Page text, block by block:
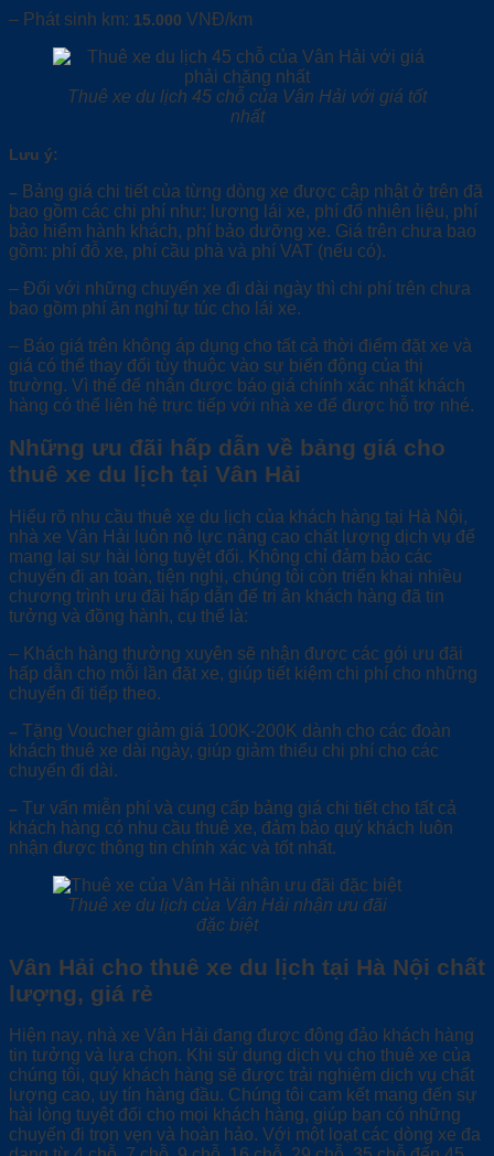
– Phát sinh km: 15.000 VNĐ/km
Thuê xe du lịch 45 chỗ của Vân Hải với giá tốt
nhất
Lưu ý:
– Bảng giá chi tiết của từng dòng xe được cập nhật ở trên đã
bao gồm các chi phí như: lương lái xe, phí đổ nhiên liệu, phí
bảo hiểm hành khách, phí bảo dưỡng xe. Giá trên chưa bao
gồm: phí đỗ xe, phí cầu phà và phí VAT (nếu có).
– Đối với những chuyến xe đi dài ngày thì chi phí trên chưa
bao gồm phí ăn nghỉ tự túc cho lái xe.
– Báo giá trên không áp dụng cho tất cả thời điểm đặt xe và
giá có thể thay đổi tùy thuộc vào sự biến động của thị
trường. Vì thế để nhận được báo giá chính xác nhất khách
hàng có thể liên hệ trực tiếp với nhà xe để được hỗ trợ nhé.
Những ưu đãi hấp dẫn về bảng giá cho
thuê xe du lịch tại Vân Hải
Hiểu rõ nhu cầu thuê xe du lịch của khách hàng tại Hà Nội,
nhà xe Vân Hải luôn nỗ lực nâng cao chất lượng dịch vụ để
mang lại sự hài lòng tuyệt đối. Không chỉ đảm bảo các
chuyến đi an toàn, tiện nghi, chúng tôi còn triển khai nhiều
chương trình ưu đãi hấp dẫn để tri ân khách hàng đã tin
tưởng và đồng hành, cụ thể là:
– Khách hàng thường xuyên sẽ nhận được các gói ưu đãi
hấp dẫn cho mỗi lần đặt xe, giúp tiết kiệm chi phí cho những
chuyến đi tiếp theo.
– Tặng Voucher giảm giá 100K-200K dành cho các đoàn
khách thuê xe dài ngày, giúp giảm thiểu chi phí cho các
chuyến đi dài.
– Tư vấn miễn phí và cung cấp bảng giá chi tiết cho tất cả
khách hàng có nhu cầu thuê xe, đảm bảo quý khách luôn
nhận được thông tin chính xác và tốt nhất.
Thuê xe du lịch của Vân Hải nhận ưu đãi
đặc biệt
Vân Hải cho thuê xe du lịch tại Hà Nội chất
lượng, giá rẻ
Hiện nay, nhà xe Vân Hải đang được đông đảo khách hàng
tin tưởng và lựa chọn. Khi sử dụng dịch vụ cho thuê xe của
chúng tôi, quý khách hàng sẽ được trải nghiệm dịch vụ chất
lượng cao, uy tín hàng đầu. Chúng tôi cam kết mang đến sự
hài lòng tuyệt đối cho mọi khách hàng, giúp bạn có những
chuyến đi trọn vẹn và hoàn hảo. Với một loạt các dòng xe đa